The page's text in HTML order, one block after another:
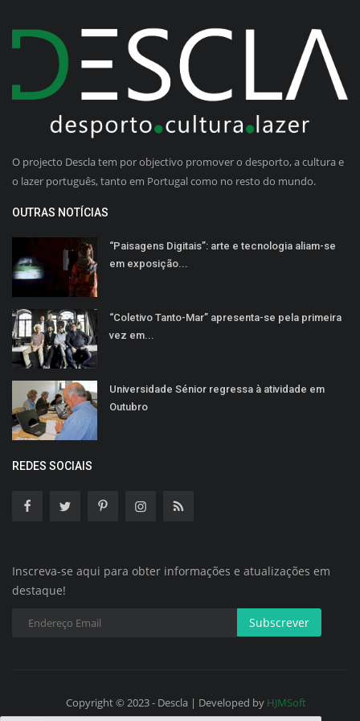
O projecto Descla tem por objectivo promover o desporto, a cultura e
o lazer português, tanto em Portugal como no resto do mundo.
OUTRAS NOTÍCIAS
“Paisagens Digitais”: arte e tecnologia aliam-se
em exposição...
“Coletivo Tanto-Mar” apresenta-se pela primeira
vez em...
Universidade Sénior regressa à atividade em
Outubro
REDES SOCIAIS
Inscreva-se aqui para obter informações e atualizações em
destaque!
Subscrever
Copyright © 2023 - Descla | Developed by HJMSoft